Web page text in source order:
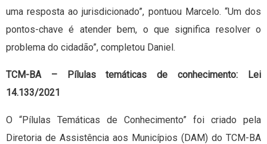
uma resposta ao jurisdicionado”, pontuou Marcelo. “Um dos
pontos-chave é atender bem, o que significa resolver o
problema do cidadão”, completou Daniel.
TCM-BA – Pílulas temáticas de conhecimento: Lei
14.133/2021
O “Pílulas Temáticas de Conhecimento” foi criado pela
Diretoria de Assistência aos Municípios (DAM) do TCM-BA